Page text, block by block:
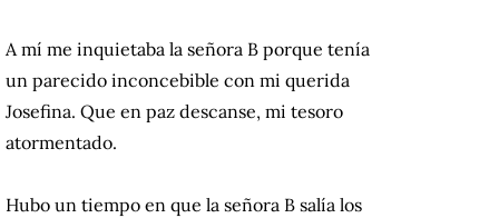
A mí me inquietaba la señora B porque tenía
un parecido inconcebible con mi querida
Josefina. Que en paz descanse, mi tesoro
atormentado.
Hubo un tiempo en que la señora B salía los